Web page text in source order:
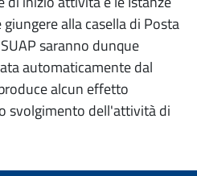
alla casella di Posta
saranno dunque
automaticamente dal
alcun effetto
svolgimento dell'attività di